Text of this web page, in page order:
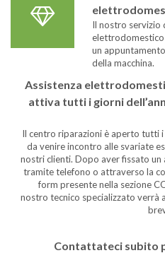
Il nostro servizio
un
della macchina.
Assistenza
attiva tutti i giorni
Il centro riparazioni è aperto tutti
da venire incontro alle svariate
nostri clienti. Dopo aver fissato un
tramite telefono o attraverso la
form presente nella sezione
nostro tecnico specializzato verrà
Contattateci subito